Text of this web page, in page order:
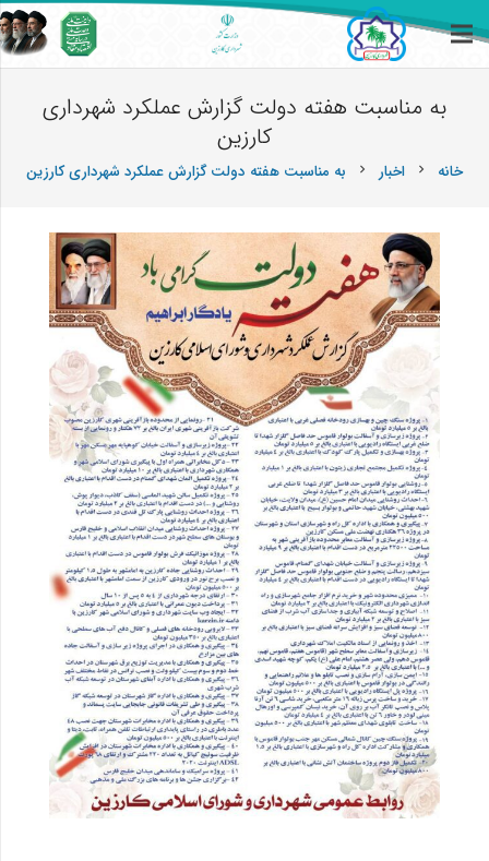
به مناسبت هفته دولت گزارش عملکرد شهرداری
کارزین
خانه chevron_right اخبار chevron_right به مناسبت هفته دولت گزارش عملکرد شهرداری کارزین